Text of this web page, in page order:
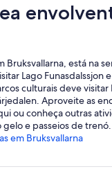
Bruksvallarna, está na
Lago Funasdalssjon
culturais deve
Aproveite as
ou conheça outras
e passeios de trenó.
em Bruksvallarna